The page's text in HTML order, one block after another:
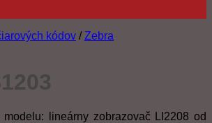
kódov / Zebra
modelu: lineárny zobrazovač LI2208 od